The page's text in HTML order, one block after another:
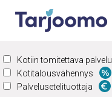
Siirry sisältöön
Kotiin tomitettava palvelu
Kotitalousvähennys
Palvelusetelituottaja